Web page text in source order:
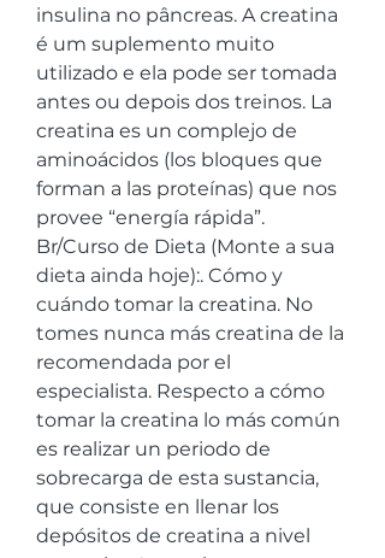
insulina no pâncreas. A creatina
é um suplemento muito
utilizado e ela pode ser tomada
antes ou depois dos treinos. La
creatina es un complejo de
aminoácidos (los bloques que
forman a las proteínas) que nos
provee “energía rápida”.
Br/Curso de Dieta (Monte a sua
dieta ainda hoje):. Cómo y
cuándo tomar la creatina. No
tomes nunca más creatina de la
recomendada por el
especialista. Respecto a cómo
tomar la creatina lo más común
es realizar un periodo de
sobrecarga de esta sustancia,
que consiste en llenar los
depósitos de creatina a nivel